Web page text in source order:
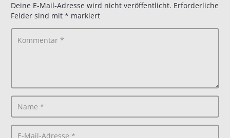
Deine E-Mail-Adresse wird nicht veröffentlicht. Erforderliche
Felder sind mit * markiert